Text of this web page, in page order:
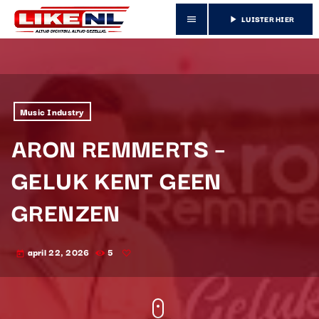
menu play_arrow LUISTER HIER
Music Industry
ARON REMMERTS –
GELUK KENT GEEN
GRENZEN
today april 22, 2026 5